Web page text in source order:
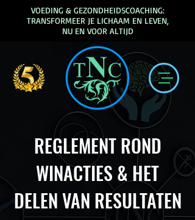
VOEDING & GEZONDHEIDSCOACHING:
TRANSFORMEER JE LICHAAM EN LEVEN,
NU EN VOOR ALTIJD
REGLEMENT ROND
WINACTIES & HET
DELEN VAN RESULTATEN